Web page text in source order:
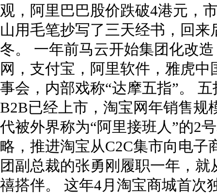
观，阿里巴巴股价跌破4港元，
山用毛笔抄写了三天经书，回
冬。 一年前马云开始集团化改
网，支付宝，阿里软件，雅虎
事会，内部戏称“达摩五指”。
B2B已经上市，淘宝网年销售规
代被外界称为“阿里接班人”的2
略，推进淘宝从C2C集市向电
团副总裁的张勇刚履职一年，就
禧搭伴。 这年4月淘宝商城首次